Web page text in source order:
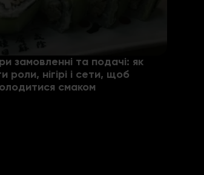
замовленні та подачі: як
роли, нігірі і сети, щоб
смаком